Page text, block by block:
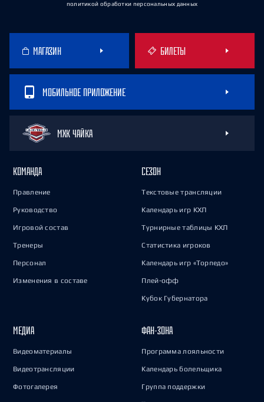
политикой обработки персональных данных
МАГАЗИН БИЛЕТЫ
МОБИЛЬНОЕ ПРИЛОЖЕНИЕ
МХК ЧАЙКА
КОМАНДА
Правление
Руководство
Игровой состав
Тренеры
Персонал
Изменения в составе
СЕЗОН
Текстовые трансляции
Календарь игр КХЛ
Турнирные таблицы КХЛ
Статистика игроков
Календарь игр «Торпедо»
Плей-офф
Кубок Губернатора
МЕДИА
Видеоматериалы
Видеотрансляции
Фотогалерея
ФАН-ЗОНА
Программа лояльности
Календарь болельщика
Группа поддержки